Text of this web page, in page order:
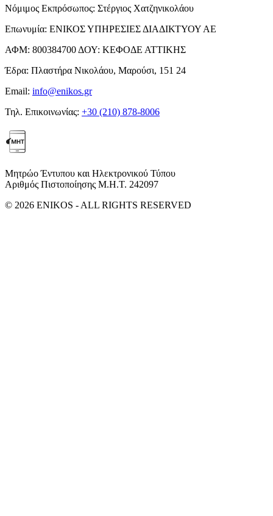
Νόμιμος Εκπρόσωπος: Στέργιος Χατζηνικολάου
Επωνυμία: ΕΝΙΚΟΣ ΥΠΗΡΕΣΙΕΣ ΔΙΑΔΙΚΤΥΟΥ ΑΕ
ΑΦΜ: 800384700 ΔΟΥ: ΚΕΦΟΔΕ ΑΤΤΙΚΗΣ
Έδρα: Πλαστήρα Νικολάου, Μαρούσι, 151 24
Email: info@enikos.gr
Τηλ. Επικοινωνίας: +30 (210) 878-8006
Μητρώο Έντυπου και Ηλεκτρονικού Τύπου
Αριθμός Πιστοποίησης Μ.Η.Τ. 242097
© 2026 ENIKOS - ALL RIGHTS RESERVED